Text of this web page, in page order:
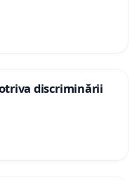
discriminării